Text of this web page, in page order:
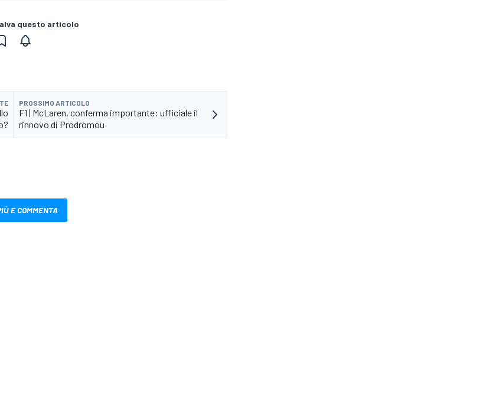
questo articolo
PROSSIMO ARTICOLO
F1 | McLaren, conferma importante: ufficiale il
rinnovo di Prodromou
E COMMENTA